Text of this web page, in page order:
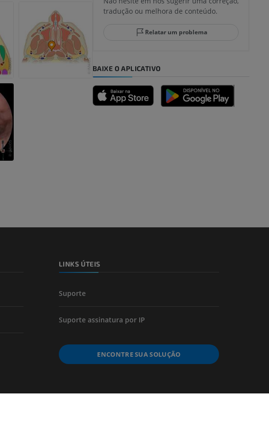
IRM do tornezelo e do
IRM
PREMIUM
PREMIUM
CTA da extremidade inferior
TC
PREMIUM
inferiores
tradução ou melhora de conteúdo.
Relatar um problema
BAIXE O APLICATIVO
LINKS ÚTEIS
Suporte
Suporte assinatura por IP
ENCONTRE SUA SOLUÇÃO